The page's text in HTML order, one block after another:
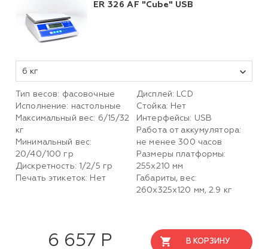
ER 326 AF "Cube" USB
6 кг
Тип весов: фасовочные
Исполнение: настольные
Максимальный вес: 6/15/32
кг
Минимальный вес:
20/40/100 гр
Дискретность: 1/2/5 гр
Печать этикеток: Нет
Дисплей: LCD
Стойка: Нет
Интерфейсы: USB
Работа от аккумулятора:
не менее 300 часов
Размеры платформы:
255х210 мм
Габариты, вес:
260х325х120 мм, 2.9 кг
6 657 Р В КОРЗИНУ